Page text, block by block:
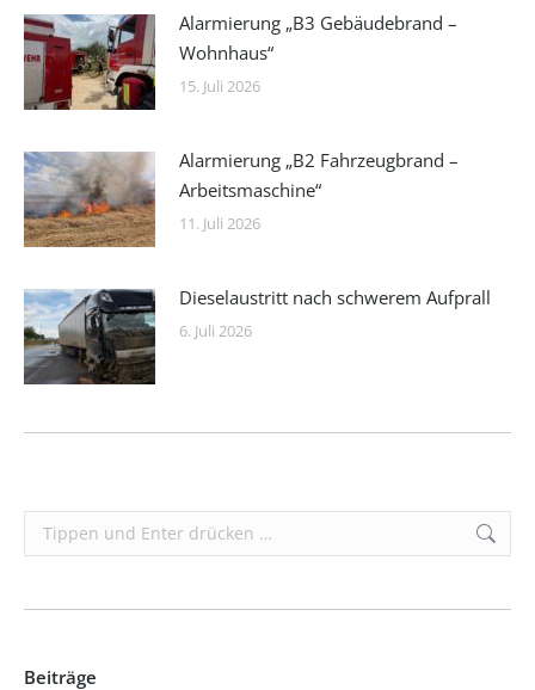
Alarmierung „B3 Gebäudebrand –
Wohnhaus“
15. Juli 2026
Alarmierung „B2 Fahrzeugbrand –
Arbeitsmaschine“
11. Juli 2026
Dieselaustritt nach schwerem Aufprall
6. Juli 2026
Search:
Beiträge